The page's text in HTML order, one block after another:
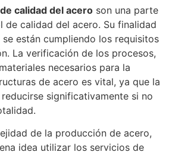
calidad del acero son una parte
de calidad del acero. Su finalidad
están cumpliendo los requisitos
La verificación de los procesos,
necesarios para la
de acero es vital, ya que la
significativamente si no
de la producción de acero,
idea utilizar los servicios de